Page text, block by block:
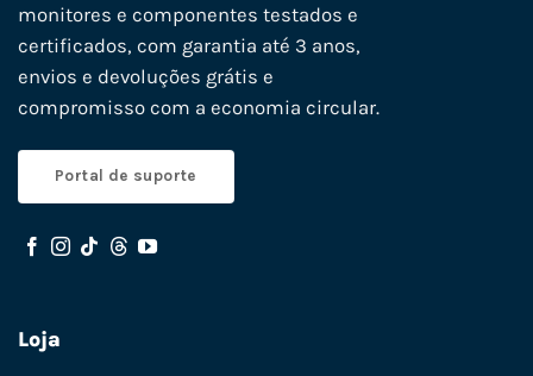
monitores e componentes testados e
certificados, com garantia até 3 anos,
envios e devoluções grátis e
compromisso com a economia circular.
Portal de suporte
Loja